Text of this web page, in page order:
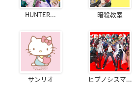
HUNTER... 暗殺教室
サンリオ ヒプノシスマ...